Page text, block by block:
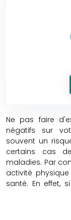
Ne pas faire
négatifs sur
souvent un
certains cas
maladies. Par
activité
santé. En effet,
vous pouvez
est une activité